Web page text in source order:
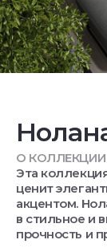
О КОЛЛЕКЦИИ
Эта
ценит
акцентом.
в стильное и
прочность и